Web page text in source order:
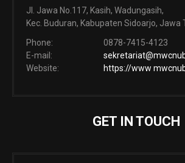
Jl. Jawa No.117, Kasih, Wadungasih,
Kec. Buduran, Kabupaten Sidoarjo, Jawa
Phone:
0878-7415-4123
E-mail:
Website:
https://www
GET IN TOUCH